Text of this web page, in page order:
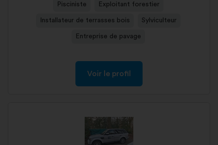
Pisciniste Exploitant forestier
Installateur de terrasses bois Sylviculteur
Entreprise de pavage
Voir le profil